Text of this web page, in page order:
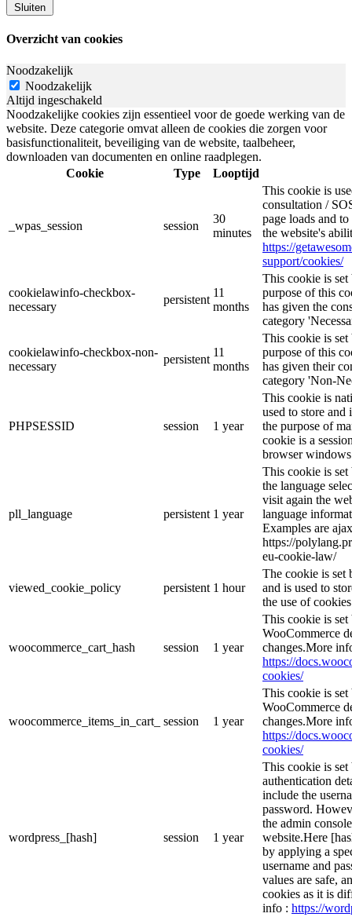
Sluiten
Overzicht van cookies
Noodzakelijk
Noodzakelijk
Altijd ingeschakeld
Noodzakelijke cookies zijn essentieel voor de goede werking van de
website. Deze categorie omvat alleen de cookies die zorgen voor
basisfunctionaliteit, beveiliging van de website, taalbeheer,
downloaden van documenten en online raadplegen.
Cookie
Type Looptijd
_wpas_session session
30
minutes
This cookie is
consultation /
page loads and
the website's
https://
support/cookies/
cookielawinfo-checkbox-
necessary
persistent
11
months
This cookie is
purpose of this
has given the
category
cookielawinfo-checkbox-non-
necessary
persistent
11
months
This cookie is
purpose of this
has given their
category 'Non-
PHPSESSID session 1 year
This cookie is
used to store
the purpose of
cookie is a
browser
pll_language persistent 1 year
This cookie is set
the language
visit again the
language
Examples are
https://
eu-cookie-law/
viewed_cookie_policy persistent 1 hour
The cookie is set
and is used to
the use of
woocommerce_cart_hash session 1 year
This cookie is set
WooCommerce
changes.More
https://
cookies/
woocommerce_items_in_cart_ session 1 year
This cookie is set
WooCommerce
changes.More
https://
cookies/
wordpress_[hash] session 1 year
This cookie is set
authentication
include the
password.
the admin
website.Here
by applying a
username and
values are safe,
cookies as it is
info : https://